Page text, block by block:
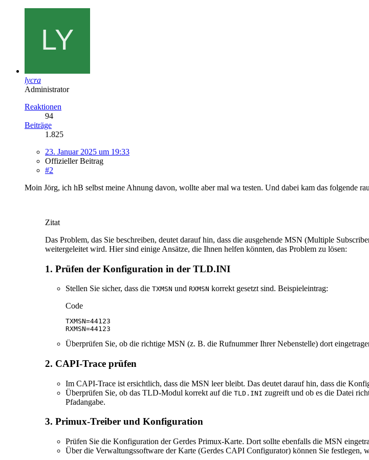
lycra
Administrator
Reaktionen
94
Beiträge
1.825
23. Januar 2025 um 19:33
Offizieller Beitrag
#2
Moin Jörg, ich hB selbst meine Ahnung davon, wollte aber mal wa testen. Und dabei kam das folgende
Zitat
Das Problem, das Sie beschreiben, deutet darauf hin, dass die ausgehende MSN (Multiple
weitergeleitet wird. Hier sind einige Ansätze, die Ihnen helfen könnten, das Problem zu lösen:
1. Prüfen der Konfiguration in der TLD.INI
Stellen Sie sicher, dass die TXMSN und RXMSN korrekt gesetzt sind. Beispieleintrag:
Code
RXMSN=44123
Überprüfen Sie, ob die richtige MSN (z. B. die Rufnummer Ihrer Nebenstelle) dort
2. CAPI-Trace prüfen
Im CAPI-Trace ist ersichtlich, dass die MSN leer bleibt. Das deutet darauf hin, dass die
Überprüfen Sie, ob das TLD-Modul korrekt auf die TLD.INI zugreift und ob es die Datei
Pfadangabe.
3. Primux-Treiber und Konfiguration
Prüfen Sie die Konfiguration der Gerdes Primux-Karte. Dort sollte ebenfalls die MSN
Über die Verwaltungssoftware der Karte (Gerdes CAPI Configurator) können Sie festlegen,